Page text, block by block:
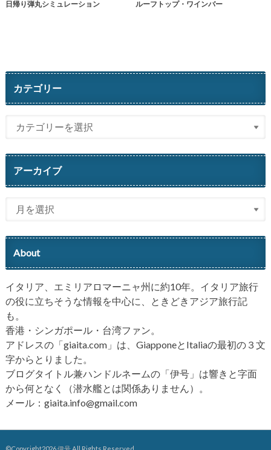
日帰り弾丸シミュレーション
ルーフトップ・ワインバー
カテゴリー
アーカイブ
About
イタリア、エミリアロマーニャ州に約10年。イタリア旅行
の役に立ちそうな情報を中心に、ときどきアジア旅行記
も。
香港・シンガポール・台湾ファン。
アドレスの「giaita.com」は、GiapponeとItaliaの最初の３文
字からとりました。
ブログタイトル兼ハンドルネームの「伊号」は響きと字面
から何となく（潜水艦とは関係ありません）。
メール：giaita.info@gmail.com
©Copyright2026伊号.All Rights Reserved.